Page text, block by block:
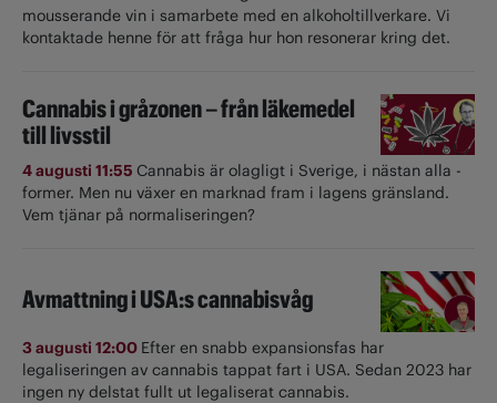
mousserande vin i samarbete med en alkoholtillverkare. Vi
kontaktade henne för att fråga hur hon resonerar kring det.
Cannabis i gråzonen – från läkemedel
till livsstil
4 augusti 11:55 Cannabis är olagligt i ­Sverige, i nästan alla ­
former. Men nu växer en marknad fram i lagens gränsland.
Vem tjänar på normaliseringen?
Avmattning i USA:s cannabisvåg
3 augusti 12:00 Efter en snabb expansionsfas har
legaliseringen av cannabis tappat fart i USA. Sedan 2023 har
ingen ny delstat fullt ut ­legaliserat cannabis.